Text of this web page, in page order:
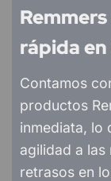
rápida
Contamos
productos
inmediata, lo
agilidad a
retrasos en